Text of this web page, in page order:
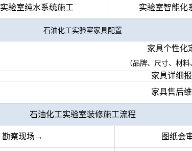
实验室纯水系统施工 实验室智能化
石油化工实验室家具配置
家具个性化
（品牌、尺寸、材料
家具详细
家具售后
石油化工实验室装修施工流程
勘察现场→ 图纸会